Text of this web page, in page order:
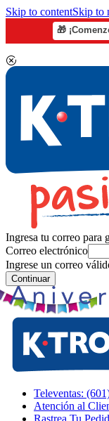
Skip to contentSkip to
🎁
Ingresa tu correo para
Correo electrónico
Ingrese un correo
Continuar
Televentas:
Atención al
Rastrea Tu